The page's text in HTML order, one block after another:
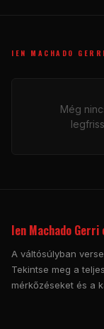
IEN MACHADO
Még
Ien Machado
A váltósúlyban
Tekintse meg a
mérkőzéseket és a